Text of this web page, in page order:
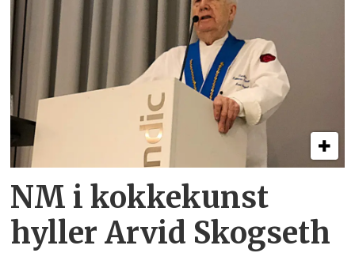
NM i kokkekunst
hyller Arvid Skogseth